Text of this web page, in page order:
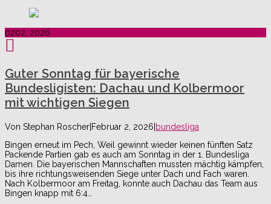
0202, 2026
Guter Sonntag für bayerische
Bundesligisten: Dachau und Kolbermoor
mit wichtigen Siegen
Von Stephan Roscher|Februar 2, 2026|bundesliga
Bingen erneut im Pech, Weil gewinnt wieder keinen fünften Satz
Packende Partien gab es auch am Sonntag in der 1. Bundesliga
Damen. Die bayerischen Mannschaften mussten mächtig kämpfen,
bis ihre richtungsweisenden Siege unter Dach und Fach waren.
Nach Kolbermoor am Freitag, konnte auch Dachau das Team aus
Bingen knapp mit 6:4…